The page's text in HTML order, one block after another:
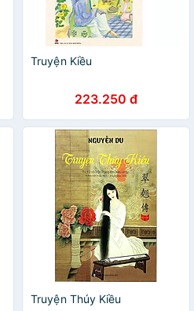
Truyện Kiều
223.250 đ
Truyện Thúy Kiều